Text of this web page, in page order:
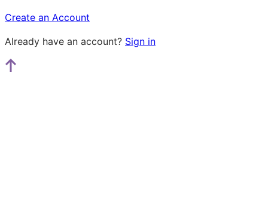
Create an Account
Already have an account? Sign in